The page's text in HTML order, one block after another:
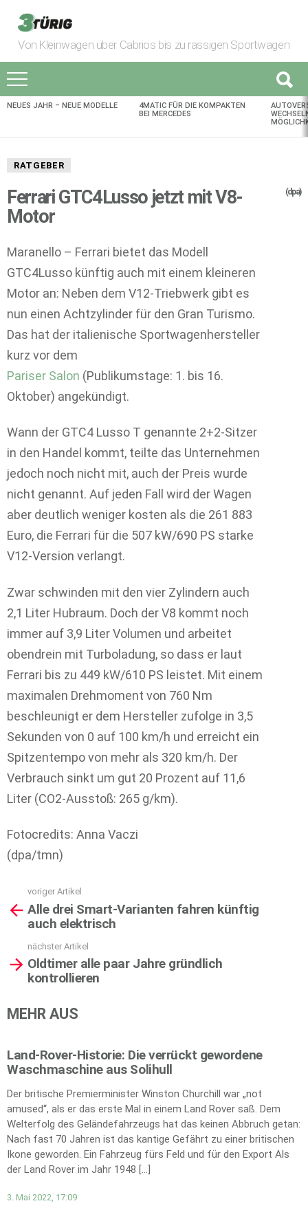
Von Kleinwagen über Cabrios bis zu rassigen Sportwagen
AKTUELLES
NEUES JAHR – NEUE MODELLE
4MATIC FÜR DIE KOMPAKTEN
BEI MERCEDES
RATGEBER
Ferrari GTC4Lusso jetzt mit V8-
Motor
(dpa)
Maranello – Ferrari bietet das Modell
GTC4Lusso künftig auch mit einem kleineren
Motor an: Neben dem V12-Triebwerk gibt es
nun einen Achtzylinder für den Gran Turismo.
Das hat der italienische Sportwagenhersteller
kurz vor dem
Pariser Salon (Publikumstage: 1. bis 16.
Oktober) angekündigt.
Wann der GTC4 Lusso T genannte 2+2-Sitzer
in den Handel kommt, teilte das Unternehmen
jedoch noch nicht mit, auch der Preis wurde
nicht genannt. Auf jeden Fall wird der Wagen
aber deutlich weniger kosten als die 261 883
Euro, die Ferrari für die 507 kW/690 PS starke
V12-Version verlangt.
Zwar schwinden mit den vier Zylindern auch
2,1 Liter Hubraum. Doch der V8 kommt noch
immer auf 3,9 Liter Volumen und arbeitet
obendrein mit Turboladung, so dass er laut
Ferrari bis zu 449 kW/610 PS leistet. Mit einem
maximalen Drehmoment von 760 Nm
beschleunigt er dem Hersteller zufolge in 3,5
Sekunden von 0 auf 100 km/h und erreicht ein
Spitzentempo von mehr als 320 km/h. Der
Verbrauch sinkt um gut 20 Prozent auf 11,6
Liter (CO2-Ausstoß: 265 g/km).
Fotocredits: Anna Vaczi
(dpa/tmn)
more
voriger Artikel
Alle drei Smart-Varianten fahren künftig
auch elektrisch
nächster Artikel
Oldtimer alle paar Jahre gründlich
kontrollieren
MEHR AUS
Land-Rover-Historie: Die verrückt gewordene
Waschmaschine aus Solihull
Der britische Premierminister Winston Churchill war „not
amused“, als er das erste Mal in einem Land Rover saß. Dem
Welterfolg des Geländefahrzeugs hat das keinen Abbruch getan:
Nach fast 70 Jahren ist das kantige Gefährt zu einer britischen
Ikone geworden. Ein Fahrzeug fürs Feld und für den Export Als
der Land Rover im Jahr 1948 […]
3. Mai 2022, 17:09